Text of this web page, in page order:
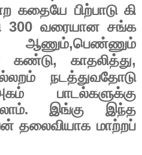
கதையே பிற்பாடு கி
300 வரையான சங்க
ஆணும்,பெண்ணும்
கண்டு,காதலித்து,
நடத்துவதோடு
பாடல்களுக்கு
இங்கு இந்த
மாற்றப்